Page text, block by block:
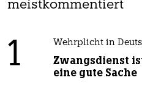
meistkommentiert
1 Wehrplicht in
Zwangsdienst
eine gute Sache